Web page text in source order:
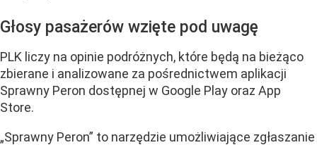
Głosy pasażerów wzięte pod uwagę
PLK liczy na opinie podróżnych, które będą na bieżąco
zbierane i analizowane za pośrednictwem aplikacji
Sprawny Peron dostępnej w Google Play oraz App
Store.
„Sprawny Peron” to narzędzie umożliwiające zgłaszanie